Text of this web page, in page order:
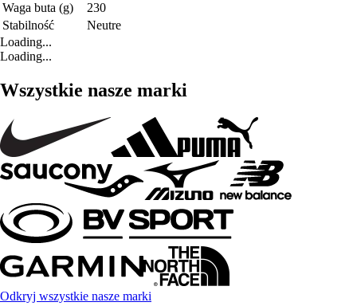
Waga buta (g)
230
Stabilność
Neutre
Loading...
Loading...
Wszystkie nasze marki
Odkryj wszystkie nasze marki